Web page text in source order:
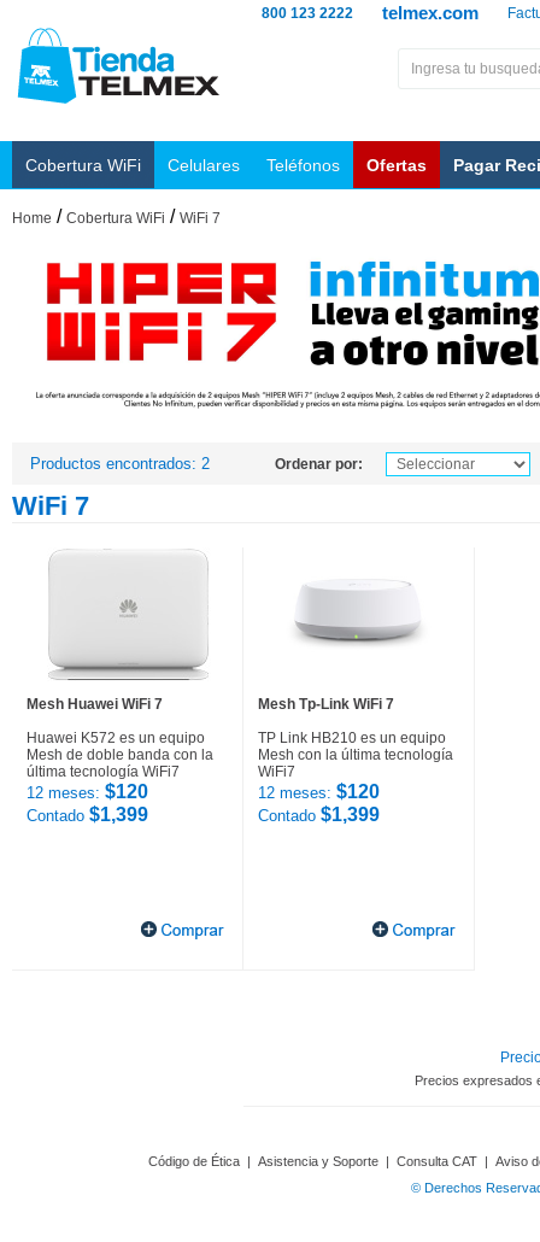
telmex.com
800 123 2222
Cobertura WiFi Celulares Teléfonos Ofertas Pagar
Home / Cobertura WiFi / WiFi 7
Productos encontrados: 2 Ordenar por:
WiFi 7
Mesh Huawei WiFi 7
Huawei K572 es un equipo
Mesh de doble banda con la
última tecnología WiFi7
12 meses: $120
Contado $1,399
Mesh Tp-Link WiFi 7
TP Link HB210 es un equipo
Mesh con la última tecnología
WiFi7
12 meses: $120
Contado $1,399
Precios expresados
Código de Ética | Asistencia y Soporte | Consulta CAT | Aviso
© Derechos